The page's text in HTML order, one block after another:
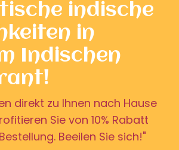
indische
in
Indischen
direkt zu Ihnen nach Hause
Sie von 10% Rabatt
Beeilen Sie sich!"